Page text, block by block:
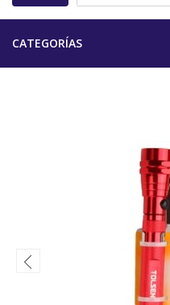
CATEGORÍAS